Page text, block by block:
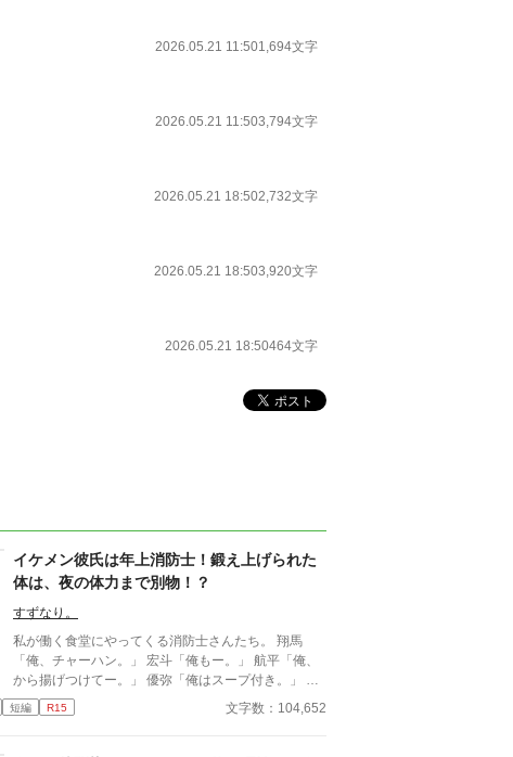
2026.05.21 11:501,694文字
2026.05.21 11:503,794文字
2026.05.21 18:502,732文字
2026.05.21 18:503,920文字
2026.05.21 18:50464文字
イケメン彼氏は年上消防士！鍛え上げられた
体は、夜の体力まで別物！？
すずなり。
私が働く食堂にやってくる消防士さんたち。 翔馬
「俺、チャーハン。」 宏斗「俺もー。」 航平「俺、
から揚げつけてー。」 優弥「俺はスープ付き。」 み
んなガタイがよく、男前。 ひなた「はーいっ。ちょ
っと待ってくださいねーっ。」 慌ただしい昼時を過
短編 R15 文字数：104,652